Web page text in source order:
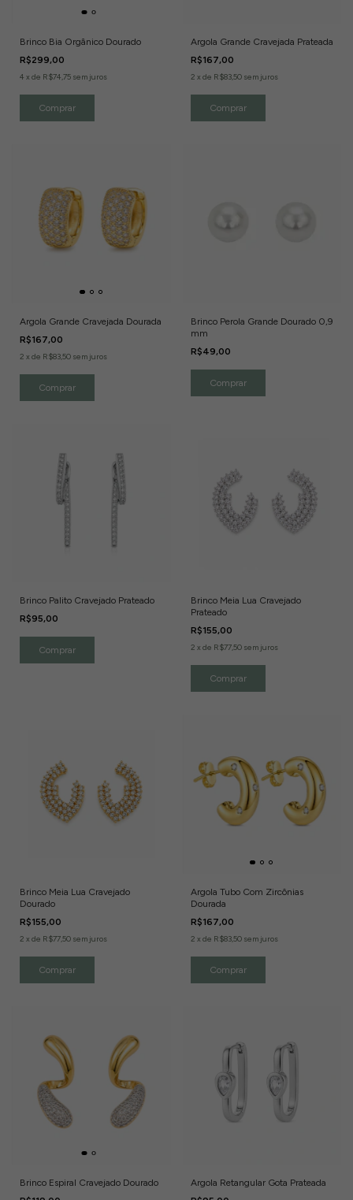
Brinco Bia Orgânico Dourado
R$299,00
4 x de R$74,75 sem juros
Argola Grande Cravejada Prateada
R$167,00
2 x de R$83,50 sem juros
Argola Grande Cravejada Dourada
R$167,00
2 x de R$83,50 sem juros
Brinco Perola Grande Dourado 0,9
mm
R$49,00
Brinco Palito Cravejado Prateado
R$95,00
Brinco Meia Lua Cravejado
Prateado
R$155,00
2 x de R$77,50 sem juros
Brinco Meia Lua Cravejado
Dourado
R$155,00
2 x de R$77,50 sem juros
Argola Tubo Com Zircônias
Dourada
R$167,00
2 x de R$83,50 sem juros
Brinco Espiral Cravejado Dourado
Argola Retangular Gota Prateada